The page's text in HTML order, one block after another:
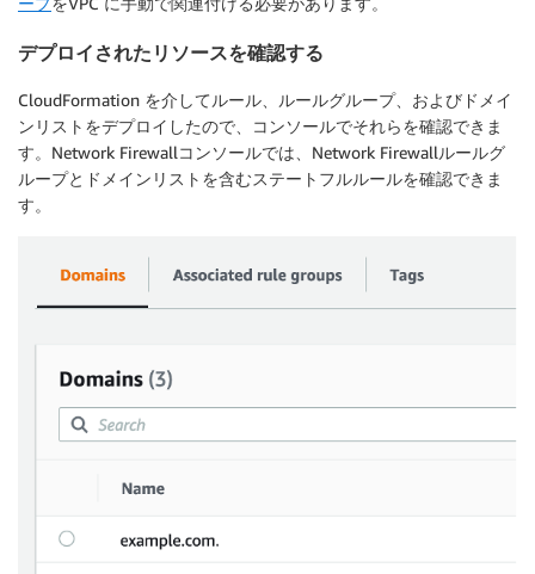
デプロイされたリソースを確認する
CloudFormation を介してルール、ルールグループ、およびドメイ
ンリストをデプロイしたので、コンソールでそれらを確認できま
す。Network Firewallコンソールでは、Network Firewallルールグ
ループとドメインリストを含むステートフルルールを確認できま
す。